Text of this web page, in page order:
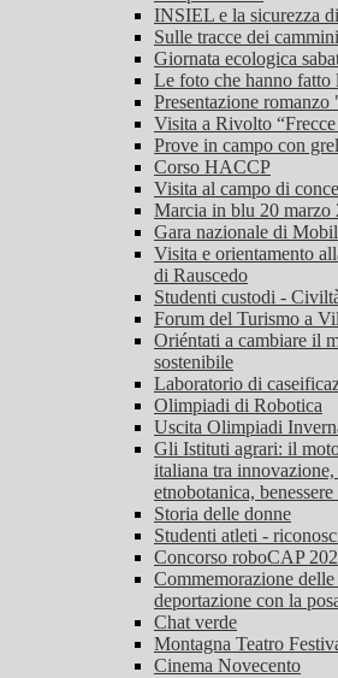
INSIEL e la sicurezza
Sulle tracce dei
Giornata ecologica
Le foto che hanno fatto
Presentazione
Visita a Rivolto
Prove in campo con
Corso HACCP
Visita al campo di
Marcia in blu 20 marzo
Gara nazionale di
Visita e orientamento
di Rauscedo
Studenti custodi -
Forum del Turismo a
Oriéntati a cambiare il
sostenibile
Laboratorio di
Olimpiadi di Robotica
Uscita Olimpiadi
Gli Istituti agrari: il
italiana tra
etnobotanica,
Storia delle donne
Studenti atleti -
Concorso roboCAP
Commemorazione
deportazione con la
Chat verde
Montagna Teatro
Cinema Novecento